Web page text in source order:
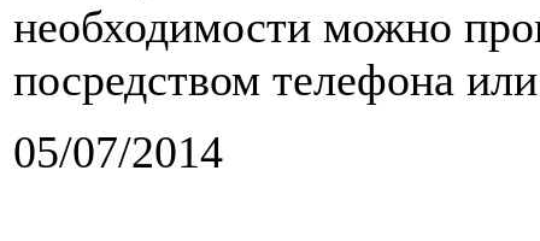
необходимости можно
посредством телефона
05/07/2014